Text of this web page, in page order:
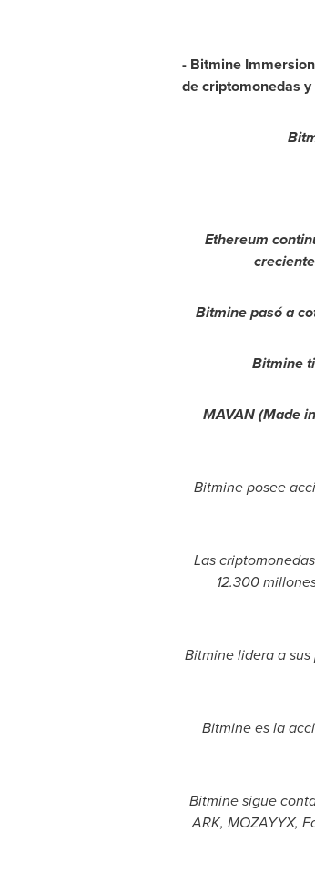
- Bitmine
de criptomonedas
Ethereum
Bitmine pasó a
Bitmine
MAVAN (Made
Bitmine posee
Las
12.300
Bitmine lidera a
Bitmine es la
Bitmine sigue
ARK, MOZAYYX,